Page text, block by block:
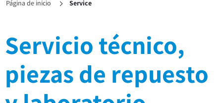
Página de inicio Service
Servicio técnico,
piezas de repuesto